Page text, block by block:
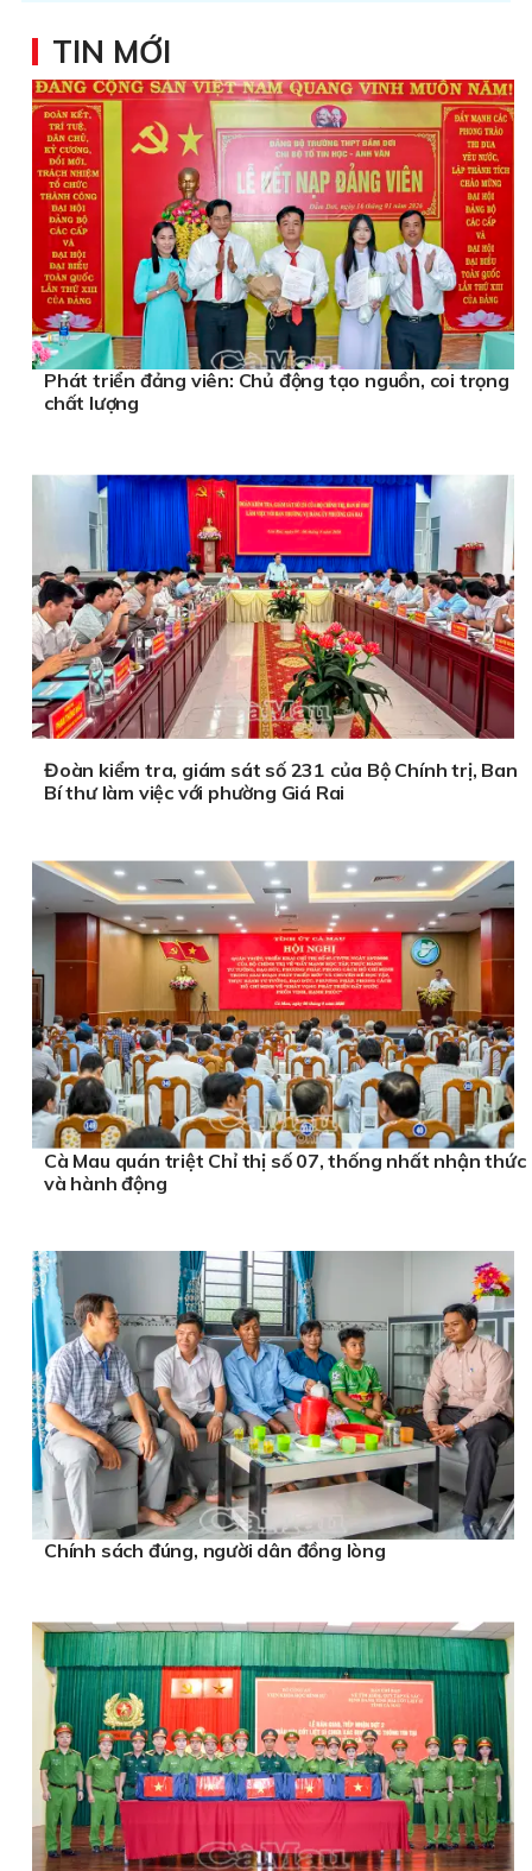
TIN MỚI
Phát triển đảng viên: Chủ động tạo nguồn, coi trọng
chất lượng
Đoàn kiểm tra, giám sát số 231 của Bộ Chính trị, Ban
Bí thư làm việc với phường Giá Rai
Cà Mau quán triệt Chỉ thị số 07, thống nhất nhận thức
và hành động
Chính sách đúng, người dân đồng lòng